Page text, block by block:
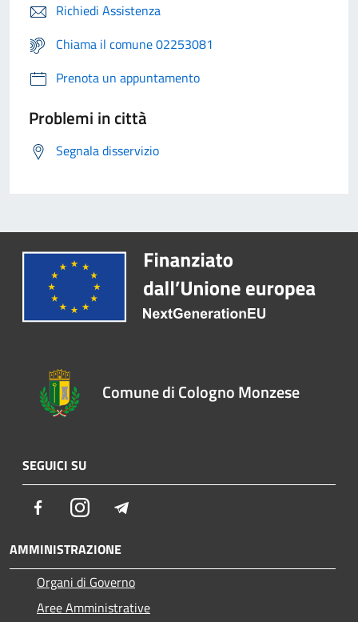
Richiedi Assistenza
Chiama il comune 02253081
Prenota un appuntamento
Problemi in città
Segnala disservizio
Comune di Cologno Monzese
SEGUICI SU
FacebookInstagram
AMMINISTRAZIONE
Organi di Governo
Aree Amministrative